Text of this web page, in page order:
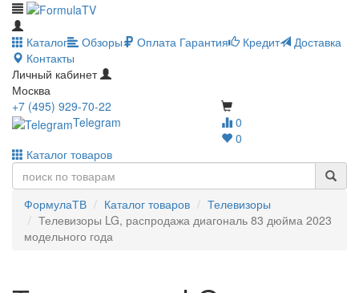
Каталог Обзоры Оплата Гарантия Кредит
Доставка
Контакты
Личный кабинет
Москва
0
0
+7 (495) 929-70-22
Telegram
Каталог товаров
ФормулаТВ Каталог товаров
Телевизоры
Телевизоры LG, распродажа диагональ 83 дюйма 2023
модельного года